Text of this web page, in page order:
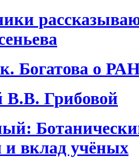
Богатова о
Грибовой
и вклад учёных